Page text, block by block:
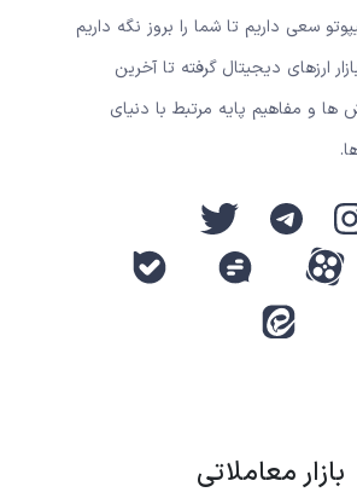
سعی داریم تا شما را بروز نگه داریم
ارزهای دیجیتال گرفته تا آخرین
ها و مفاهیم پایه مرتبط با دنیای
بازار معاملاتی